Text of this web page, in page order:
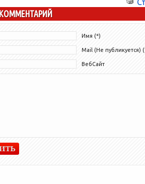
Имя (*)
Mail (Не публикуется)
ВебСайт